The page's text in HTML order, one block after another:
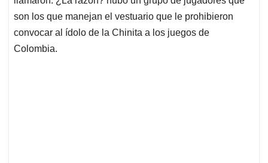
son los que manejan el vestuario que le prohibieron
convocar al ídolo de la Chinita a los juegos de
Colombia.